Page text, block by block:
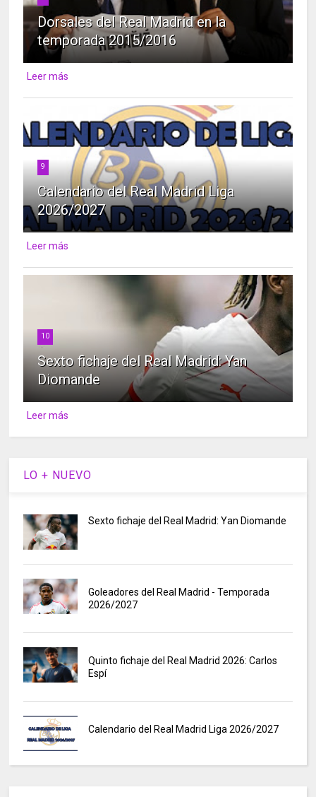
Dorsales del Real Madrid en la
temporada 2015/2016
Leer más
9
Calendario del Real Madrid Liga
2026/2027
Leer más
10
Sexto fichaje del Real Madrid: Yan
Diomande
Leer más
LO + NUEVO
Sexto fichaje del Real Madrid: Yan Diomande
Goleadores del Real Madrid - Temporada
2026/2027
Quinto fichaje del Real Madrid 2026: Carlos
Espí
Calendario del Real Madrid Liga 2026/2027